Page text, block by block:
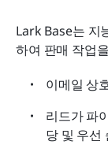
Lark Base는 지
하여 판매 작업
이메일 상
리드가 파
당 및 우선